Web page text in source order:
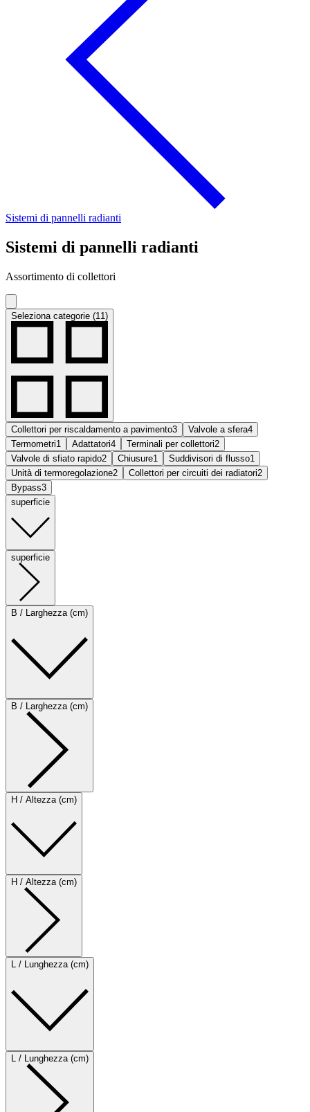
Sistemi di pannelli radianti
Sistemi di pannelli radianti
Assortimento di collettori
Seleziona categorie (11)
Collettori per riscaldamento a pavimento3 Valvole a sfera4
Termometri1 Adattatori4 Terminali per collettori2
Valvole di sfiato rapido2 Chiusure1 Suddivisori di flusso1
Unità di termoregolazione2 Collettori per circuiti dei radiatori2
Bypass3
superficie
superficie
B / Larghezza (cm)
B / Larghezza (cm)
H / Altezza (cm)
H / Altezza (cm)
L / Lunghezza (cm)
L / Lunghezza (cm)